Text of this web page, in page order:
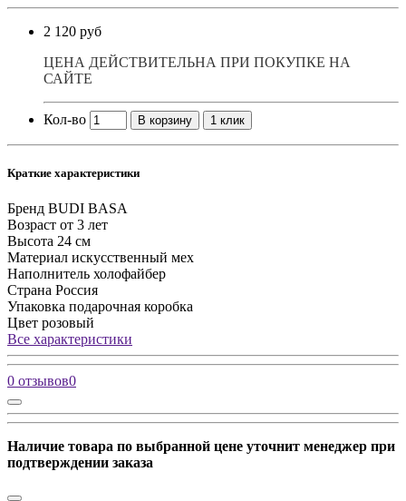
2 120 руб
ЦЕНА ДЕЙСТВИТЕЛЬНА ПРИ ПОКУПКЕ НА
САЙТЕ
Кол-во В корзину 1 клик
Краткие характеристики
Бренд BUDI BASA
Возраст от 3 лет
Высота 24 см
Материал искусственный мех
Наполнитель холофайбер
Страна Россия
Упаковка подарочная коробка
Цвет розовый
Все характеристики
0 отзывов0
Наличие товара по выбранной цене уточнит менеджер при
подтверждении заказа